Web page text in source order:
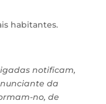
habitantes.
notificam,
da
no, de